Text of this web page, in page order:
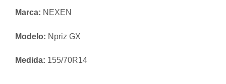
Marca: NEXEN
Modelo: Npriz GX
Medida: 155/70R14